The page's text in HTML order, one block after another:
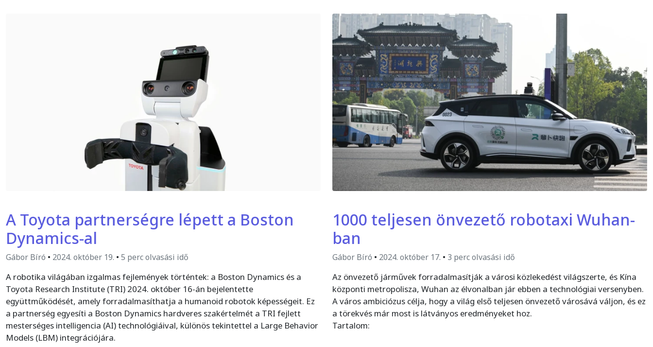
A Toyota partnerségre lépett a Boston
Dynamics-al
Gábor Bíró • 2024. október 19. • 5 perc olvasási idő
A robotika világában izgalmas fejlemények történtek: a Boston Dynamics és a
Toyota Research Institute (TRI) 2024. október 16-án bejelentette
együttműködését, amely forradalmasíthatja a humanoid robotok képességeit. Ez
a partnerség egyesíti a Boston Dynamics hardveres szakértelmét a TRI fejlett
mesterséges intelligencia (AI) technológiáival, különös tekintettel a Large Behavior
Models (LBM) integrációjára.
1000 teljesen önvezető robotaxi Wuhan-
ban
Gábor Bíró • 2024. október 17. • 3 perc olvasási idő
Az önvezető járművek forradalmasítják a városi közlekedést világszerte, és Kína
központi metropolisza, Wuhan az élvonalban jár ebben a technológiai versenyben.
A város ambiciózus célja, hogy a világ első teljesen önvezető városává váljon, és ez
a törekvés már most is látványos eredményeket hoz.
Tartalom: